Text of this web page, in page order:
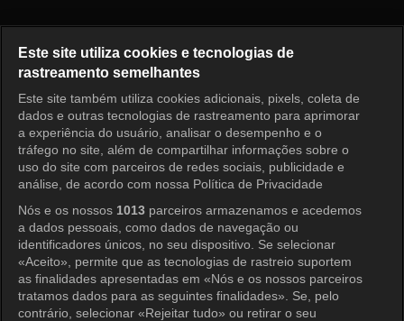
Entrar
Este site utiliza cookies e tecnologias de
rastreamento semelhantes
Este site também utiliza cookies adicionais, pixels, coleta de
dados e outras tecnologias de rastreamento para aprimorar
a experiência do usuário, analisar o desempenho e o
tráfego no site, além de compartilhar informações sobre o
uso do site com parceiros de redes sociais, publicidade e
análise, de acordo com nossa Política de Privacidade
Nós e os nossos 1013 parceiros armazenamos e acedemos
a dados pessoais, como dados de navegação ou
identificadores únicos, no seu dispositivo. Se selecionar
«Aceito», permite que as tecnologias de rastreio suportem
as finalidades apresentadas em «Nós e os nossos parceiros
tratamos dados para as seguintes finalidades». Se, pelo
contrário, selecionar «Rejeitar tudo» ou retirar o seu